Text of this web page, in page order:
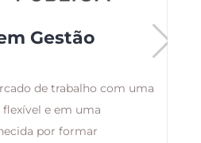
Gestão
de trabalho com uma
e em uma
por formar